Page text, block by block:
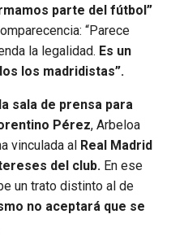
parte del fútbol”
“Parece
la legalidad. Es un
los madridistas”.
sala de prensa para
Pérez, Arbeloa
vinculada al Real Madrid
del club. En ese
un trato distinto al de
no aceptará que se